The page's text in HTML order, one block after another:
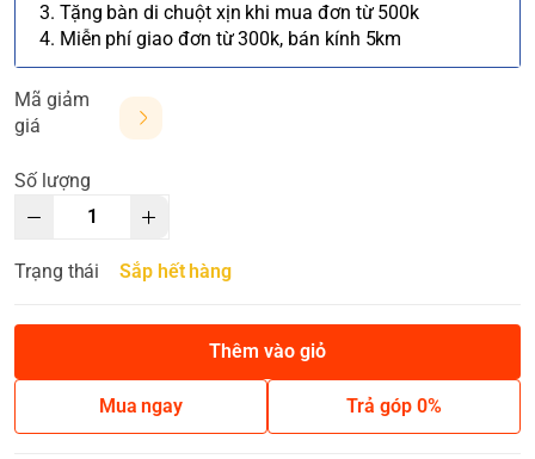
3. Tặng bàn di chuột xịn khi mua đơn từ 500k
4. Miễn phí giao đơn từ 300k, bán kính 5km
Mã giảm
giá
Số lượng
Trạng thái Sắp hết hàng
Thêm vào giỏ
Mua ngay Trả góp 0%